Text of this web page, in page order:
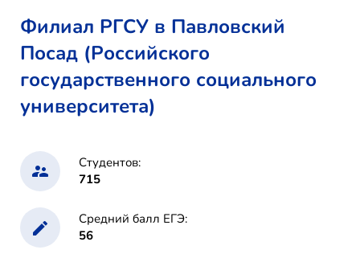
Филиал РГСУ в Павловский
Посад (Российского
государственного социального
университета)
Студентов:
715
Средний балл ЕГЭ:
56